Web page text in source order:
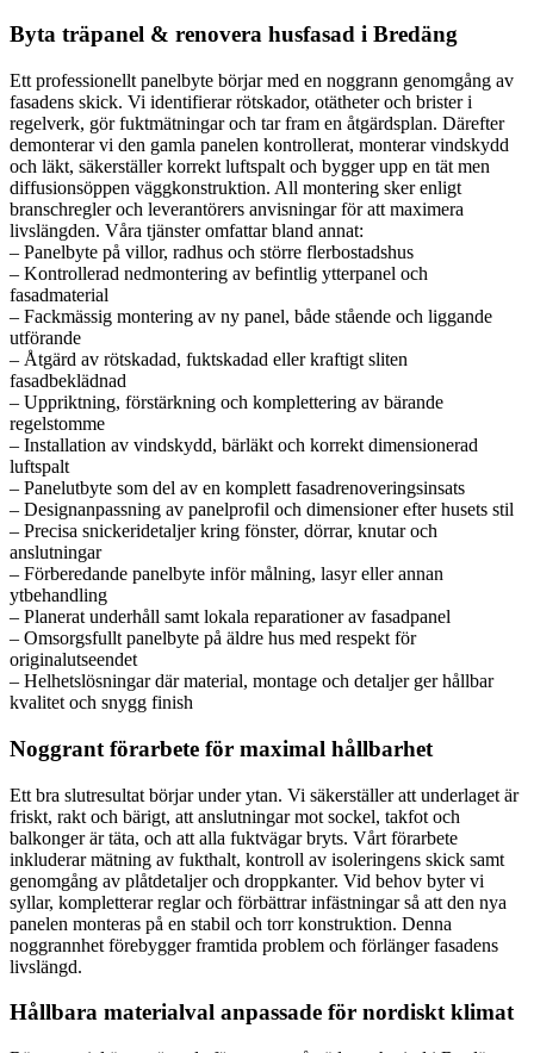
Byta träpanel & renovera husfasad i Bredäng
Ett professionellt panelbyte börjar med en noggrann genomgång av
fasadens skick. Vi identifierar rötskador, otätheter och brister i
regelverk, gör fuktmätningar och tar fram en åtgärdsplan. Därefter
demonterar vi den gamla panelen kontrollerat, monterar vindskydd
och läkt, säkerställer korrekt luftspalt och bygger upp en tät men
diffusionsöppen väggkonstruktion. All montering sker enligt
branschregler och leverantörers anvisningar för att maximera
livslängden. Våra tjänster omfattar bland annat:
– Panelbyte på villor, radhus och större flerbostadshus
– Kontrollerad nedmontering av befintlig ytterpanel och
fasadmaterial
– Fackmässig montering av ny panel, både stående och liggande
utförande
– Åtgärd av rötskadad, fuktskadad eller kraftigt sliten
fasadbeklädnad
– Uppriktning, förstärkning och komplettering av bärande
regelstomme
– Installation av vindskydd, bärläkt och korrekt dimensionerad
luftspalt
– Panelutbyte som del av en komplett fasadrenoveringsinsats
– Designanpassning av panelprofil och dimensioner efter husets stil
– Precisa snickeridetaljer kring fönster, dörrar, knutar och
anslutningar
– Förberedande panelbyte inför målning, lasyr eller annan
ytbehandling
– Planerat underhåll samt lokala reparationer av fasadpanel
– Omsorgsfullt panelbyte på äldre hus med respekt för
originalutseendet
– Helhetslösningar där material, montage och detaljer ger hållbar
kvalitet och snygg finish
Noggrant förarbete för maximal hållbarhet
Ett bra slutresultat börjar under ytan. Vi säkerställer att underlaget är
friskt, rakt och bärigt, att anslutningar mot sockel, takfot och
balkonger är täta, och att alla fuktvägar bryts. Vårt förarbete
inkluderar mätning av fukthalt, kontroll av isoleringens skick samt
genomgång av plåtdetaljer och droppkanter. Vid behov byter vi
syllar, kompletterar reglar och förbättrar infästningar så att den nya
panelen monteras på en stabil och torr konstruktion. Denna
noggrannhet förebygger framtida problem och förlänger fasadens
livslängd.
Hållbara materialval anpassade för nordiskt klimat